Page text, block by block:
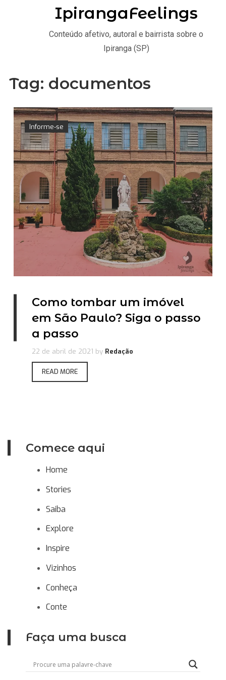
Comece aqui
Home
Stories
Saiba
Explore
Inspire
Vizinhos
Conheça
Conte
Faça uma busca
Tag: documentos
Informe-se
Como tombar um imóvel
em São Paulo? Siga o passo
a passo
22 de abril de 2021 by Redação
READ MORE
IpirangaFeelings
Conteúdo afetivo, autoral e bairrista sobre o
Ipiranga (SP)